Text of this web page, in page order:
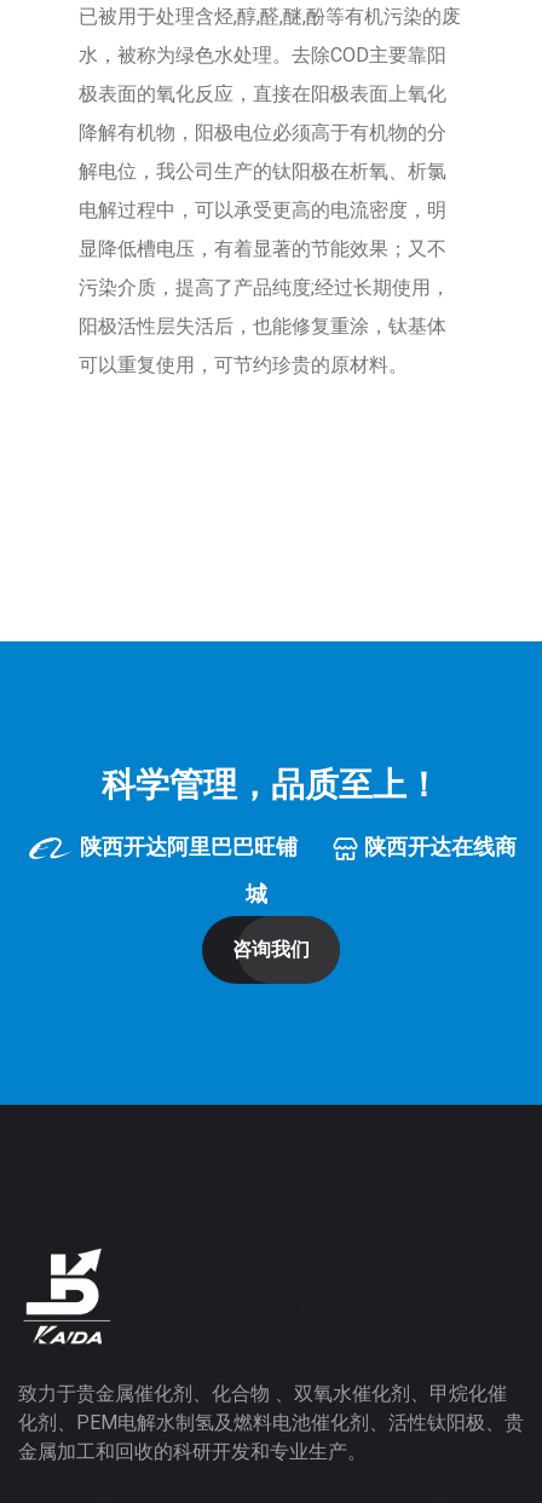
已被用于处理含烃,醇,醛,醚,酚等有机污染的废
水，被称为绿色水处理。去除COD主要靠阳
极表面的氧化反应，直接在阳极表面上氧化
降解有机物，阳极电位必须高于有机物的分
解电位，我公司生产的钛阳极在析氧、析氯
电解过程中，可以承受更高的电流密度，明
显降低槽电压，有着显著的节能效果；又不
污染介质，提高了产品纯度;经过长期使用，
阳极活性层失活后，也能修复重涂，钛基体
可以重复使用，可节约珍贵的原材料。
科学管理，品质至上！
陕西开达阿里巴巴旺铺
陕西开达在线商
城
咨询我们
致力于贵金属催化剂、化合物 、双氧水催化剂、甲烷化催
化剂、PEM电解水制氢及燃料电池催化剂、活性钛阳极、贵
金属加工和回收的科研开发和专业生产。